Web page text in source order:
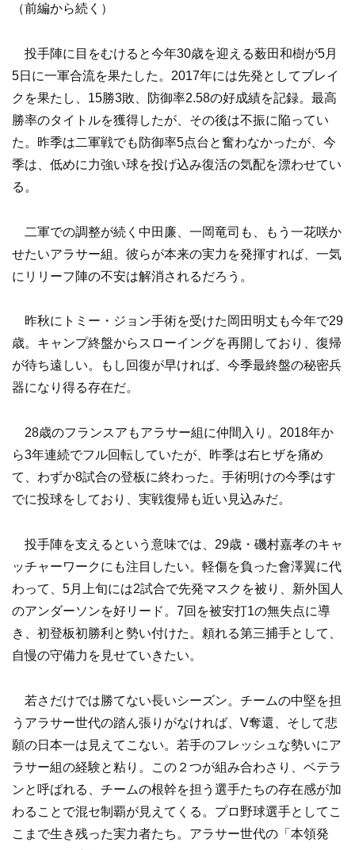
（前編から続く）
投手陣に目をむけると今年30歳を迎える薮田和樹が5月
5日に一軍合流を果たした。2017年には先発としてブレイ
クを果たし、15勝3敗、防御率2.58の好成績を記録。最高
勝率のタイトルを獲得したが、その後は不振に陥ってい
た。昨季は二軍戦でも防御率5点台と奮わなかったが、今
季は、低めに力強い球を投げ込み復活の気配を漂わせてい
る。
二軍での調整が続く中田廉、一岡竜司も、もう一花咲か
せたいアラサー組。彼らが本来の実力を発揮すれば、一気
にリリーフ陣の不安は解消されるだろう。
昨秋にトミー・ジョン手術を受けた岡田明丈も今年で29
歳。キャンプ終盤からスローイングを再開しており、復帰
が待ち遠しい。もし回復が早ければ、今季最終盤の秘密兵
器になり得る存在だ。
28歳のフランスアもアラサー組に仲間入り。2018年か
ら3年連続でフル回転していたが、昨季は右ヒザを痛め
て、わずか8試合の登板に終わった。手術明けの今季はす
でに投球をしており、実戦復帰も近い見込みだ。
投手陣を支えるという意味では、29歳・磯村嘉孝のキャ
ッチャーワークにも注目したい。軽傷を負った會澤翼に代
わって、5月上旬には2試合で先発マスクを被り、新外国人
のアンダーソンを好リード。7回を被安打1の無失点に導
き、初登板初勝利と勢い付けた。頼れる第三捕手として、
自慢の守備力を見せていきたい。
若さだけでは勝てない長いシーズン。チームの中堅を担
うアラサー世代の踏ん張りがなければ、V奪還、そして悲
願の日本一は見えてこない。若手のフレッシュな勢いにア
ラサー組の経験と粘り。この２つが組み合わさり、ベテラ
ンと呼ばれる、チームの根幹を担う選手たちの存在感が加
わることで混セ制覇が見えてくる。プロ野球選手としてこ
こまで生き残った実力者たち。アラサー世代の「本領発